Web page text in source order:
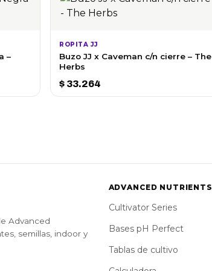
–
ROPITA JJ
Buzo JJ x Caveman c/n cierre – The
Herbs
$ 33.264
Advanced
semillas, indoor y
ADVANCED NUTRIENTS
Cultivator Series
Bases pH Perfect
Tablas de cultivo